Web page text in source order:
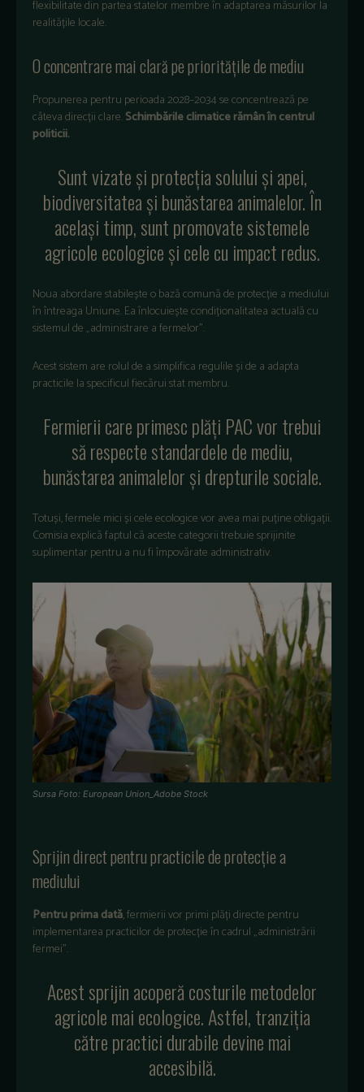
flexibilitate din partea statelor membre în adaptarea măsurilor la
realitățile locale.
O concentrare mai clară pe prioritățile de mediu
Propunerea pentru perioada 2028–2034 se concentrează pe
câteva direcții clare.Schimbările climatice rămân în centrul
politicii.
Sunt vizate și protecția solului și apei,
biodiversitatea și bunăstarea animalelor. În
același timp, sunt promovate sistemele
agricole ecologice și cele cu impact redus.
Noua abordare stabilește o bază comună de protecție a mediului
în întreaga Uniune. Ea înlocuiește condiționalitatea actuală cu
sistemul de „administrare a fermelor”.
Acest sistem are rolul de a simplifica regulile și de a adapta
practicile la specificul fiecărui stat membru.
Fermierii care primesc plăți PAC vor trebui
să respecte standardele de mediu,
bunăstarea animalelor și drepturile sociale.
Totuși, fermele mici și cele ecologice vor avea mai puține obligații.
Comisia explică faptul că aceste categorii trebuie sprijinite
suplimentar pentru a nu fi împovărate administrativ.
Sursa Foto: European Union_Adobe Stock
Sprijin direct pentru practicile de protecție a
mediului
Pentru prima dată, fermierii vor primi plăți directe pentru
implementarea practicilor de protecție în cadrul „administrării
fermei”.
Acest sprijin acoperă costurile metodelor
agricole mai ecologice. Astfel, tranziția
către practici durabile devine mai
accesibilă.